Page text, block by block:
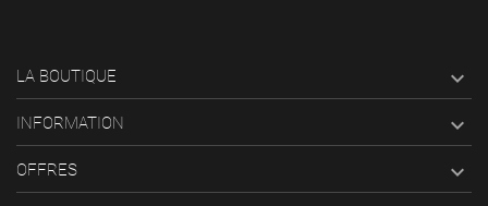
LA BOUTIQUE 
INFORMATION 
OFFRES
